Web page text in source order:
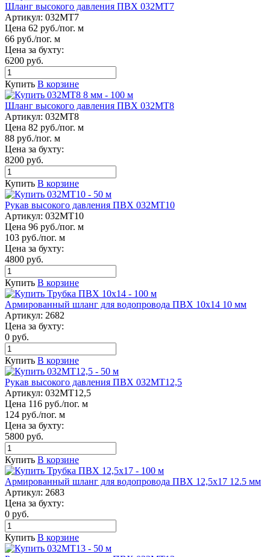
Шланг высокого давления ПВХ 032МТ7
Артикул: 032МТ7
Цена 62 руб./пог. м
66 руб./пог. м
Цена за бухту:
6200 руб.
Купить В корзине
Шланг высокого давления ПВХ 032МТ8
Артикул: 032МТ8
Цена 82 руб./пог. м
88 руб./пог. м
Цена за бухту:
8200 руб.
Купить В корзине
Рукав высокого давления ПВХ 032МТ10
Артикул: 032МТ10
Цена 96 руб./пог. м
103 руб./пог. м
Цена за бухту:
4800 руб.
Купить В корзине
Армированный шланг для водопровода ПВХ 10x14 10 мм
Артикул: 2682
Цена за бухту:
0 руб.
Купить В корзине
Рукав высокого давления ПВХ 032МТ12,5
Артикул: 032МТ12,5
Цена 116 руб./пог. м
124 руб./пог. м
Цена за бухту:
5800 руб.
Купить В корзине
Армированный шланг для водопровода ПВХ 12,5х17 12.5 мм
Артикул: 2683
Цена за бухту:
0 руб.
Купить В корзине